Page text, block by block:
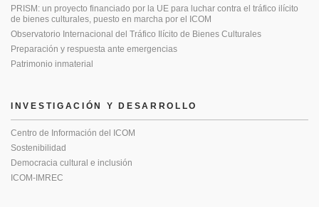
PRISM: un proyecto financiado por la UE para luchar contra el tráfico ilícito
de bienes culturales, puesto en marcha por el ICOM
Observatorio Internacional del Tráfico Ilícito de Bienes Culturales
Preparación y respuesta ante emergencias
Patrimonio inmaterial
INVESTIGACIÓN Y DESARROLLO
Centro de Información del ICOM
Sostenibilidad
Democracia cultural e inclusión
ICOM-IMREC